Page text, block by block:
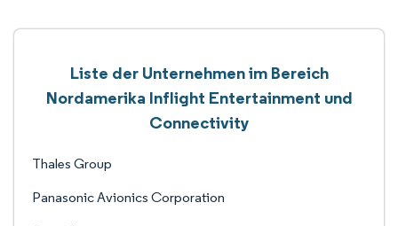
Liste der Unternehmen im Bereich
Nordamerika Inflight Entertainment und
Connectivity
Thales Group
Panasonic Avionics Corporation